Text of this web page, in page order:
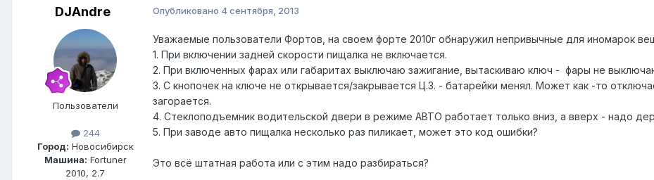
DJAndre
Пользователи
244
Город: Новосибирск
Машина: Fortuner
2010, 2.7
Опубликовано 4 сентября, 2013
Уважаемые пользователи Фортов, на своем форте 2010г обнаружил непривычные для иномарок
1. При включении задней скорости пищалка не включается.
2. При включенных фарах или габаритах выключаю зажигание, вытаскиваю ключ - фары не
3. С кнопочек на ключе не открывается/закрывается Ц.З. - батарейки менял. Может как -то
загорается.
4. Стеклоподъемник водительской двери в режиме АВТО работает только вниз, а вверх - надо
5. При заводе авто пищалка несколько раз пиликает, может это код ошибки?
Это всё штатная работа или с этим надо разбираться?